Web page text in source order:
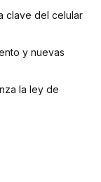
clave del celular
y nuevas
la ley de